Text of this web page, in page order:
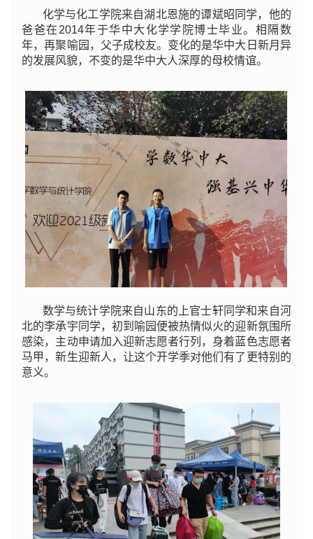
化学与化工学院来自湖北恩施的谭斌昭同学，他的
爸爸在2014年于华中大化学学院博士毕业。相隔数
年，再聚喻园，父子成校友。变化的是华中大日新月异
的发展风貌，不变的是华中大人深厚的母校情谊。
数学与统计学院来自山东的上官士轩同学和来自河
北的李承宇同学，初到喻园便被热情似火的迎新氛围所
感染，主动申请加入迎新志愿者行列，身着蓝色志愿者
马甲，新生迎新人，让这个开学季对他们有了更特别的
意义。